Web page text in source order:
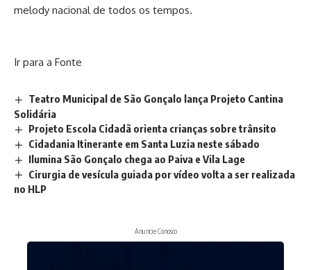
melody nacional de todos os tempos.
Ir para a Fonte
Teatro Municipal de São Gonçalo lança Projeto Cantina
Solidária
Projeto Escola Cidadã orienta crianças sobre trânsito
Cidadania Itinerante em Santa Luzia neste sábado
Ilumina São Gonçalo chega ao Paiva e Vila Lage
Cirurgia de vesícula guiada por vídeo volta a ser realizada
no HLP
Anuncie Conosco